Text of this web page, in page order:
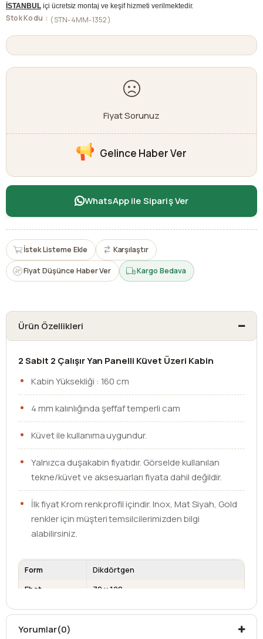
İSTANBULiçi ücretsiz montaj ve keşif hizmeti verilmektedir.
Stok Kodu (STN-4MM-1352)
Fiyat Sorunuz
Gelince Haber Ver
WhatsApp ile Sipariş Ver
İstek Listeme Ekle Karşılaştır
Fiyat Düşünce Haber Ver Kargo Bedava
Ürün Özellikleri
2 Sabit 2 Çalışır Yan Panelli Küvet Üzeri Kabin
Kabin Yüksekliği : 160 cm
4 mm kalınlığında şeffaf temperli cam
Küvet ile kullanıma uygundur.
Yalnızca duşakabin fiyatıdır. Görselde kullanılan
tekne/küvet ve aksesuarları fiyata dahil değildir.
İlk fiyat Krom renk profil içindir. Inox, Mat Siyah, Gold
renkler için müşteri temsilcilerimizden bilgi
alabilirsiniz.
Form
Dikdörtgen
Ebat
70 x 120
Cam Kalınlığı
4 mm
Kullanım Alanı
Yorumlar(0)